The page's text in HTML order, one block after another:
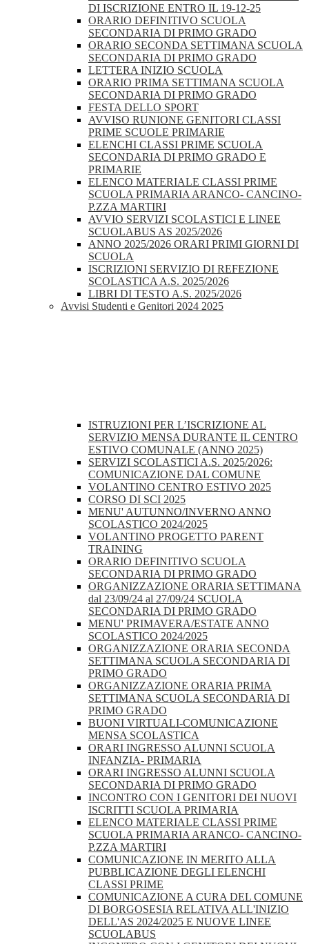
DI ISCRIZIONE ENTRO IL 19-12-25
ORARIO DEFINITIVO SCUOLA
SECONDARIA DI PRIMO GRADO
ORARIO SECONDA SETTIMANA SCUOLA
SECONDARIA DI PRIMO GRADO
LETTERA INIZIO SCUOLA
ORARIO PRIMA SETTIMANA SCUOLA
SECONDARIA DI PRIMO GRADO
FESTA DELLO SPORT
AVVISO RUNIONE GENITORI CLASSI
PRIME SCUOLE PRIMARIE
ELENCHI CLASSI PRIME SCUOLA
SECONDARIA DI PRIMO GRADO E
PRIMARIE
ELENCO MATERIALE CLASSI PRIME
SCUOLA PRIMARIA ARANCO- CANCINO-
P.ZZA MARTIRI
AVVIO SERVIZI SCOLASTICI E LINEE
SCUOLABUS AS 2025/2026
ANNO 2025/2026 ORARI PRIMI GIORNI DI
SCUOLA
ISCRIZIONI SERVIZIO DI REFEZIONE
SCOLASTICA A.S. 2025/2026
LIBRI DI TESTO A.S. 2025/2026
Avvisi Studenti e Genitori 2024 2025
ISTRUZIONI PER L’ISCRIZIONE AL
SERVIZIO MENSA DURANTE IL CENTRO
ESTIVO COMUNALE (ANNO 2025)
SERVIZI SCOLASTICI A.S. 2025/2026:
COMUNICAZIONE DAL COMUNE
VOLANTINO CENTRO ESTIVO 2025
CORSO DI SCI 2025
MENU' AUTUNNO/INVERNO ANNO
SCOLASTICO 2024/2025
VOLANTINO PROGETTO PARENT
TRAINING
ORARIO DEFINITIVO SCUOLA
SECONDARIA DI PRIMO GRADO
ORGANIZZAZIONE ORARIA SETTIMANA
dal 23/09/24 al 27/09/24 SCUOLA
SECONDARIA DI PRIMO GRADO
MENU' PRIMAVERA/ESTATE ANNO
SCOLASTICO 2024/2025
ORGANIZZAZIONE ORARIA SECONDA
SETTIMANA SCUOLA SECONDARIA DI
PRIMO GRADO
ORGANIZZAZIONE ORARIA PRIMA
SETTIMANA SCUOLA SECONDARIA DI
PRIMO GRADO
BUONI VIRTUALI-COMUNICAZIONE
MENSA SCOLASTICA
ORARI INGRESSO ALUNNI SCUOLA
INFANZIA- PRIMARIA
ORARI INGRESSO ALUNNI SCUOLA
SECONDARIA DI PRIMO GRADO
INCONTRO CON I GENITORI DEI NUOVI
ISCRITTI SCUOLA PRIMARIA
ELENCO MATERIALE CLASSI PRIME
SCUOLA PRIMARIA ARANCO- CANCINO-
P.ZZA MARTIRI
COMUNICAZIONE IN MERITO ALLA
PUBBLICAZIONE DEGLI ELENCHI
CLASSI PRIME
COMUNICAZIONE A CURA DEL COMUNE
DI BORGOSESIA RELATIVA ALL'INIZIO
DELL'AS 2024/2025 E NUOVE LINEE
SCUOLABUS